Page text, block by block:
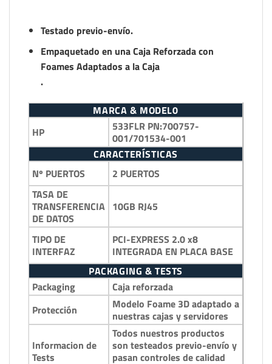
Testado previo-envío.
Empaquetado en una Caja Reforzada con
Foames Adaptados a la Caja
.
MARCA & MODEL0
HP
533FLR PN:700757-
001/701534-001
CARACTERÍSTICAS
Nº PUERTOS
2 PUERTOS
TASA DE
TRANSFERENCIA
DE DATOS
10GB RJ45
TIPO DE
INTERFAZ
PCI-EXPRESS 2.0 x8
INTEGRADA EN PLACA BASE
PACKAGING & TESTS
Packaging
Caja reforzada
Protección
Modelo Foame 3D adaptado a
nuestras cajas y servidores
Informacion de
Tests
Todos nuestros productos
son testeados previo-envío y
pasan controles de calidad